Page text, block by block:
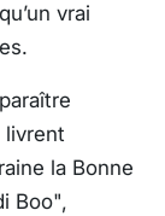
vrai
livrent
la Bonne
Boo",